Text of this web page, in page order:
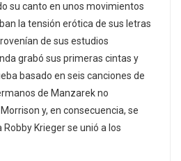
su canto en unos movimientos
la tensión erótica de sus letras
de sus estudios
grabó sus primeras cintas y
basado en seis canciones de
de Manzarek no
y, en consecuencia, se
Krieger se unió a los